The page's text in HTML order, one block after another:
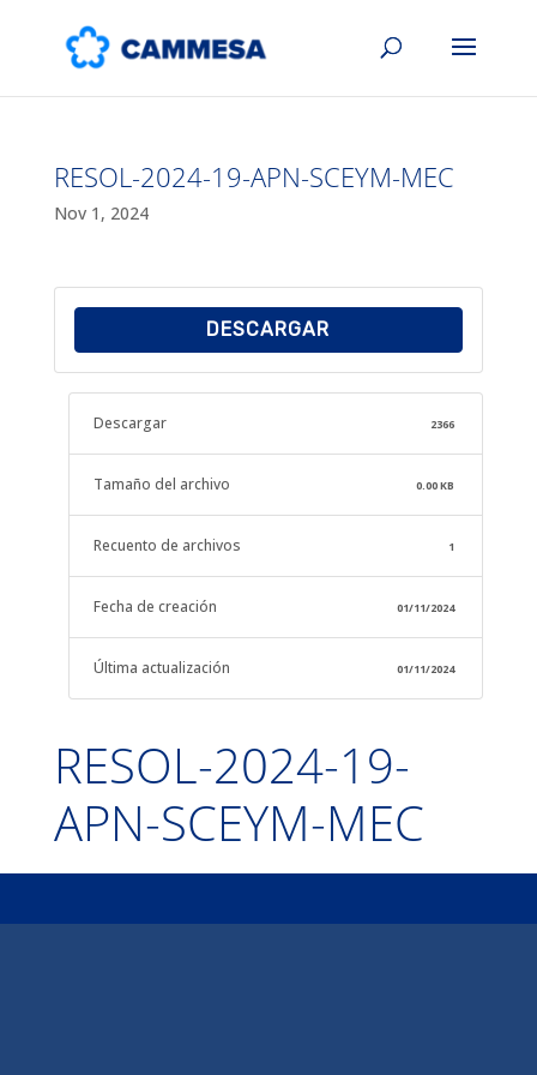
RESOL-2024-19-APN-SCEYM-MEC
Nov 1, 2024
DESCARGAR
Descargar 2366
Tamaño del archivo 0.00 KB
Recuento de archivos 1
Fecha de creación 01/11/2024
Última actualización 01/11/2024
RESOL-2024-19-
APN-SCEYM-MEC